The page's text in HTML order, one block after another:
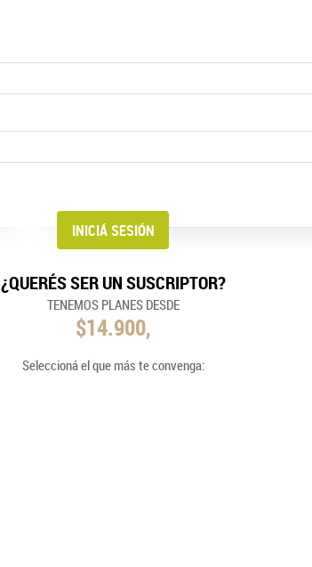
¿QUERÉS SER UN SUSCRIPTOR?
TENEMOS PLANES DESDE
$14.900,
Seleccioná el que más te convenga: